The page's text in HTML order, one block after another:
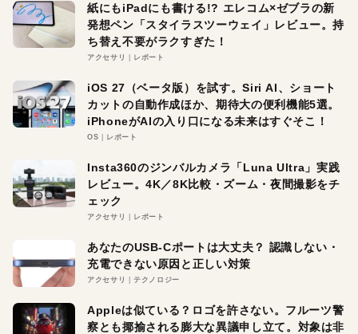
紙にもiPadにも書ける!? エレコム×ゼブラの新
発想ペン「スタイラスツーウェイ」レビュー。持
ち替え不要がラクすぎた！
アクセサリ レポート
iOS 27（ベータ版）を試す。Siri AI、ショート
カットの自動作成ほか、期待大の便利機能5選。
iPhoneがAIの入り口になる未来はすぐそこ！
OS レポート
Insta360のジンバルカメラ「Luna Ultra」実践
レビュー。4K／8K比較・ズーム・夜間撮影をチ
ェック
アクセサリ レポート
あなたのUSB-Cポートは大丈夫？ 認識しない・
充電できない原因と正しい対策
アクセサリ テクノロジー
Appleは似ている？ロゴを許さない。フルーツ警
察とも揶揄される膨大な異議申し立て。対象は非